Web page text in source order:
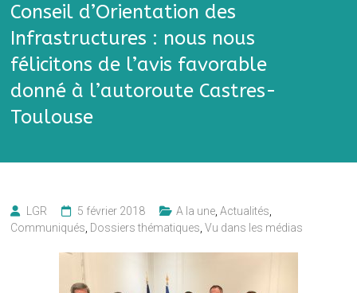
Conseil d’Orientation des
Infrastructures : nous nous
félicitons de l’avis favorable
donné à l’autoroute Castres-
Toulouse
LGR 5 février 2018 A la une ,Actualités
Communiqués Dossiers thématiques ,Vu dans les médias